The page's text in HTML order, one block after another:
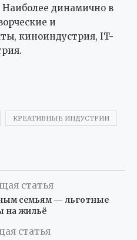
Наиболее динамично в
и
киноиндустрия, IT-
КРЕАТИВНЫЕ ИНДУСТРИИ
статья
семьям — льготные
на жильё
статья